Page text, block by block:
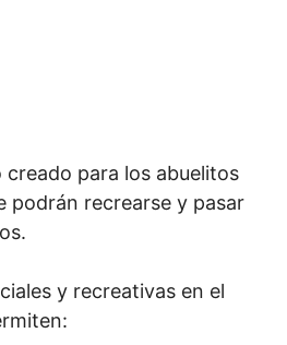
creado para los abuelitos
podrán recrearse y pasar
y recreativas en el